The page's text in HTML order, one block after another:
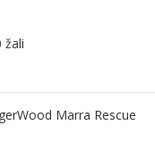
žali
Marra Rescue